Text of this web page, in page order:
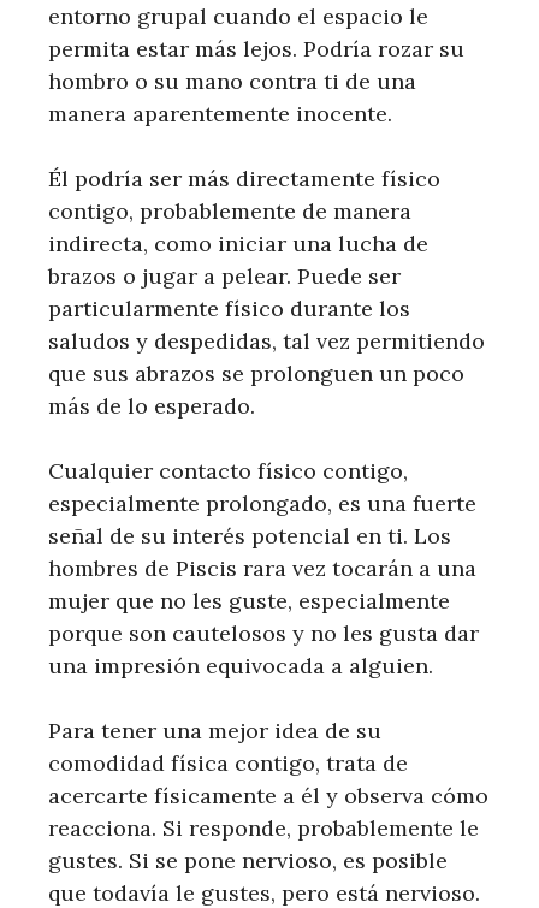
entorno grupal cuando el espacio le
permita estar más lejos. Podría rozar su
hombro o su mano contra ti de una
manera aparentemente inocente.
Él podría ser más directamente físico
contigo, probablemente de manera
indirecta, como iniciar una lucha de
brazos o jugar a pelear. Puede ser
particularmente físico durante los
saludos y despedidas, tal vez permitiendo
que sus abrazos se prolonguen un poco
más de lo esperado.
Cualquier contacto físico contigo,
especialmente prolongado, es una fuerte
señal de su interés potencial en ti. Los
hombres de Piscis rara vez tocarán a una
mujer que no les guste, especialmente
porque son cautelosos y no les gusta dar
una impresión equivocada a alguien.
Para tener una mejor idea de su
comodidad física contigo, trata de
acercarte físicamente a él y observa cómo
reacciona. Si responde, probablemente le
gustes. Si se pone nervioso, es posible
que todavía le gustes, pero está nervioso.